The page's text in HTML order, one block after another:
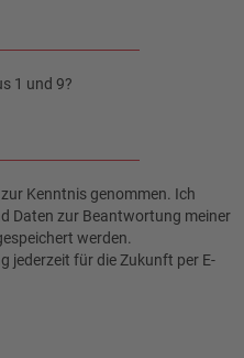
1 und 9?
zur Kenntnis genommen. Ich
Daten zur Beantwortung meiner
werden.
jederzeit für die Zukunft per E-